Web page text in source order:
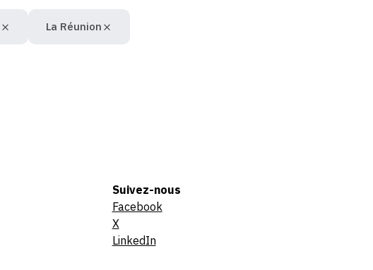
La Réunion
Suivez-nous
Facebook
X
LinkedIn